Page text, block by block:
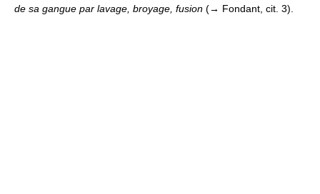
de sa gangue par lavage, broyage, fusion (→ Fondant, cit. 3).